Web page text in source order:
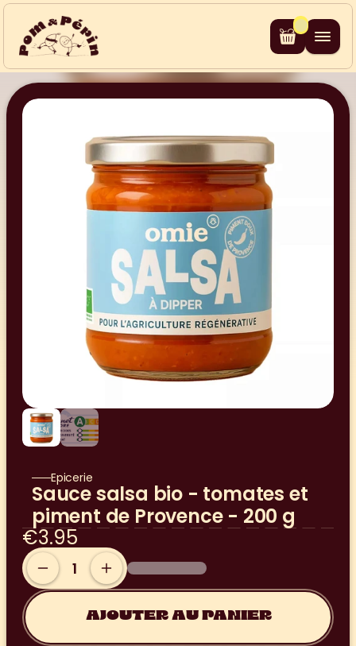
Epicerie
Sauce salsa bio - tomates et
piment de Provence - 200 g
€3.95
AJOUTER AU PANIER